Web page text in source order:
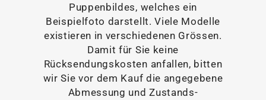
Puppenbildes, welches ein
Beispielfoto darstellt. Viele Modelle
existieren in verschiedenen Grössen.
Damit für Sie keine
Rücksendungskosten anfallen, bitten
wir Sie vor dem Kauf die angegebene
Abmessung und Zustands-